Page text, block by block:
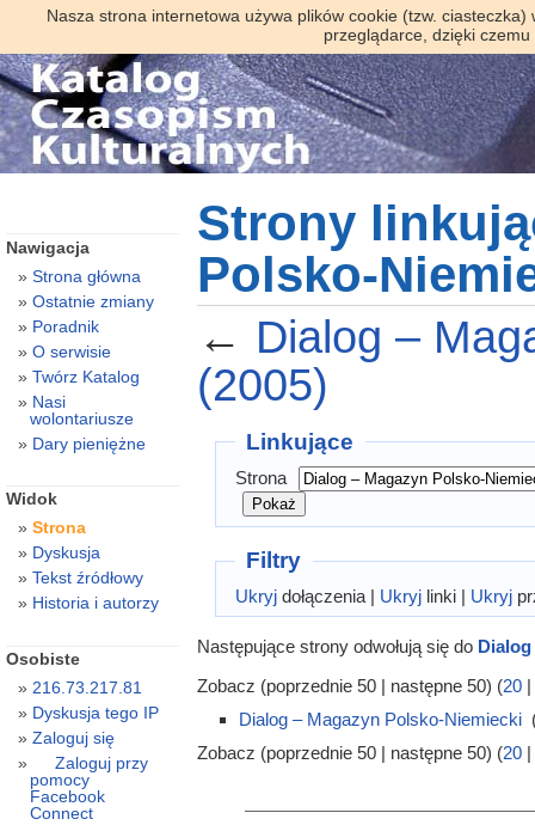
Nasza strona internetowa używa plików cookie (tzw.
przeglądarce, dzięki
Strony
Polsko-
← Dialog –
(2005)
Linkujące
Strona
Filtry
Ukryjdołączenia | Ukryjlinki | Ukryj
Następujące strony odwołują się do Dialog
Zobacz (poprzednie 50 | następne 50) (20|
Dialog – Magazyn Polsko-Niemiecki‎
Zobacz (poprzednie 50 | następne 50) (20|
Nawigacja
Strona główna
Ostatnie zmiany
Poradnik
O serwisie
Twórz Katalog
Nasi
wolontariusze
Dary pieniężne
Widok
Strona
Dyskusja
Tekst źródłowy
Historia i autorzy
Osobiste
216.73.217.81
Dyskusja tego IP
Zaloguj się
Zaloguj przy
pomocy
Facebook
Connect